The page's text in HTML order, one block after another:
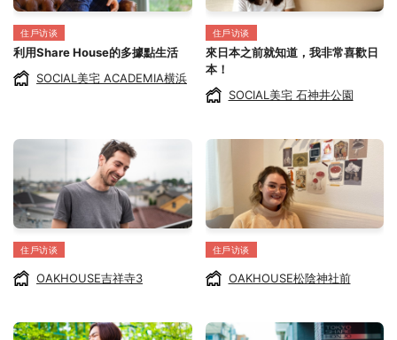
住戶访谈
利用Share House的多據點生活
SOCIAL美宅 ACADEMIA横浜
住戶访谈
來日本之前就知道，我非常喜歡日
本！
SOCIAL美宅 石神井公園
住戶访谈
OAKHOUSE吉祥寺3
住戶访谈
OAKHOUSE松陰神社前